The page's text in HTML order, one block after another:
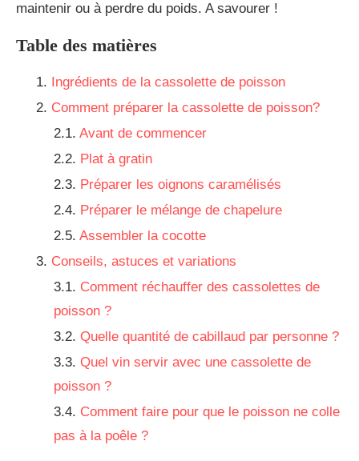
maintenir ou à perdre du poids. A savourer !
Table des matières
Ingrédients de la cassolette de poisson
Comment préparer la cassolette de poisson?
Avant de commencer
Plat à gratin
Préparer les oignons caramélisés
Préparer le mélange de chapelure
Assembler la cocotte
Conseils, astuces et variations
Comment réchauffer des cassolettes de
poisson ?
Quelle quantité de cabillaud par personne ?
Quel vin servir avec une cassolette de
poisson ?
Comment faire pour que le poisson ne colle
pas à la poêle ?